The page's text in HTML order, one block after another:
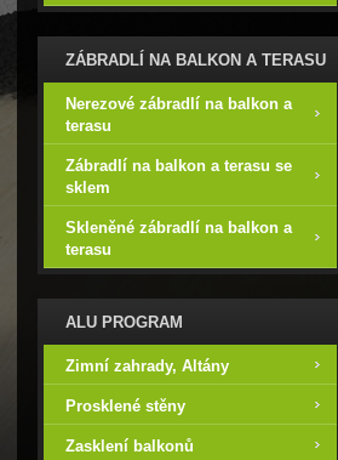
ZÁBRADLÍ NA BALKON A TERASU
Nerezové zábradlí na balkon a
terasu
Zábradlí na balkon a terasu se
sklem
Skleněné zábradlí na balkon a
terasu
ALU PROGRAM
Zimní zahrady, Altány
Prosklené stěny
Zasklení balkonů